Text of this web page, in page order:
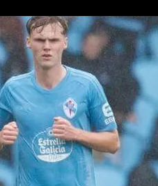
ofensiva
Celta 3-2